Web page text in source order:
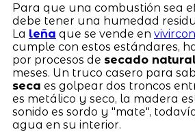
Para que una combustión sea
debe tener una humedad
La leña que se vende en
cumple con estos estándares,
por procesos de secado
meses. Un truco casero para
seca es golpear dos troncos
es metálico y seco, la madera
sonido es sordo y "mate",
agua en su interior.